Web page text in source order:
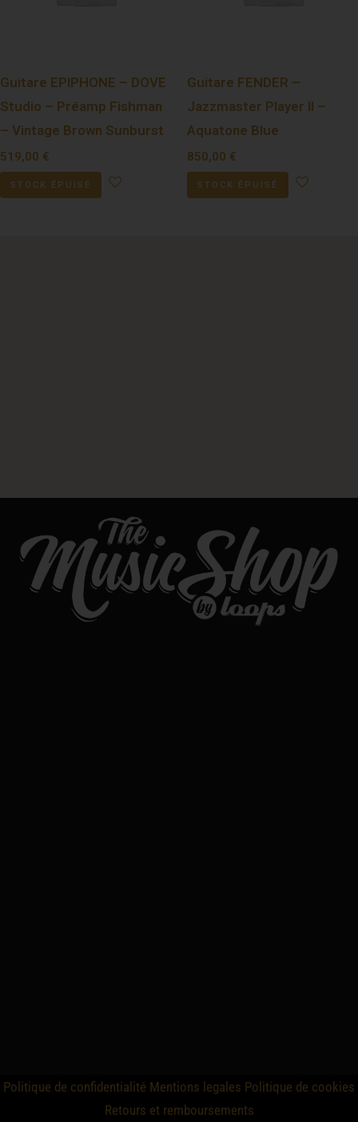
Guitare EPIPHONE – DOVE
Studio – Préamp Fishman
– Vintage Brown Sunburst
519,00 €
STOCK ÉPUISÉ
Guitare FENDER –
Jazzmaster Player II –
Aquatone Blue
850,00 €
STOCK ÉPUISÉ
Politique de confidentialité Mentions legales Politique de cookies
Retours et remboursements